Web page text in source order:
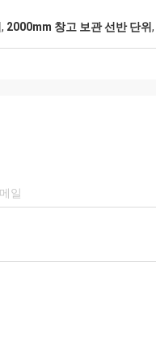
, 2000mm 창고 보관 선반 단위,